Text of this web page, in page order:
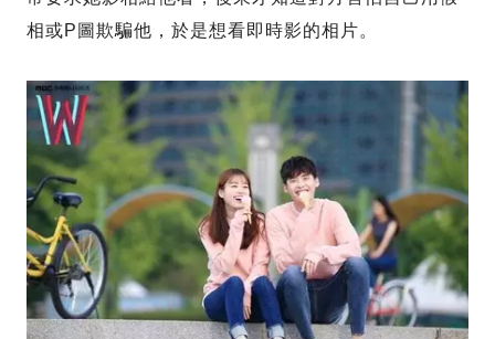
相或P圖欺騙他，於是想看即時影的相片。